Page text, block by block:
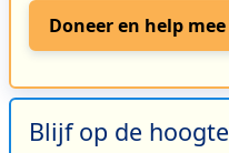
Doneer en help mee
Blijf op de hoogte